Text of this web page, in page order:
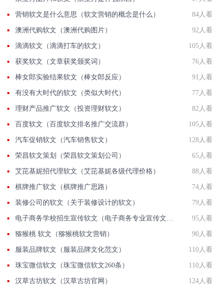
营销软文是什么意思（软文营销的概念是什么） 84人看
澳洲代购软文（澳洲代购图片） 92人看
滴滴软文（滴滴打车的软文） 105人看
获奖软文（文章获奖颁奖词） 76人看
棒女郎实验结果软文（棒女郎反应） 91人看
有没有大时代的软文（类似大时代） 77人看
理财产品推广软文（投资理财软文） 82人看
百度软文（百度软文排名推广交流群） 105人看
汽车促销软文（汽车销售软文） 128人看
荣昌软文策划（荣昌软文策划公司） 65人看
艾芘基妮招代理软文（艾芘基妮各级代理价格） 88人看
棋牌推广软文（棋牌推广思路） 74人看
装修公司的软文（关于装修设计的软文） 79人看
95人看
猕猴桃 软文（猕猴桃软文营销） 90人看
服装品牌软文（服装品牌文化范文） 110人看
珠宝微信软文（珠宝微信软文260条） 110人看
汉草古坊软文（汉草古坊官网） 124人看